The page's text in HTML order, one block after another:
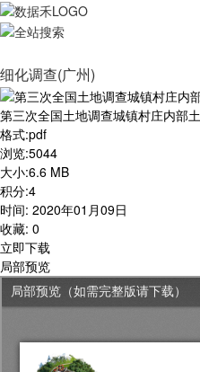
第三次全国土
细化调查(广州)
第三次全国土地调查城镇村庄内部
格式:pdf
浏览:5044
大小:6.6 MB
积分:4
时间: 2020年01月09日
收藏: 0
立即下载
局部预览